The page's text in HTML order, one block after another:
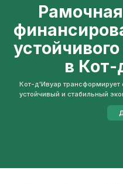
в
Кот-д'Ивуар трансформирует
устойчивый и стабильный